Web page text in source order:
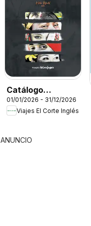
Catálogo
Tourmundial
Premium
01/01/2026 - 31/12/2026
Viajes El Corte Inglés
ANUNCIO